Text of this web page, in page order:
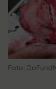
Foto: